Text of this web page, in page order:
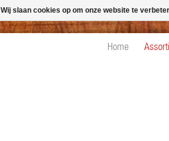
Home
Wij slaan cookies op om onze website te